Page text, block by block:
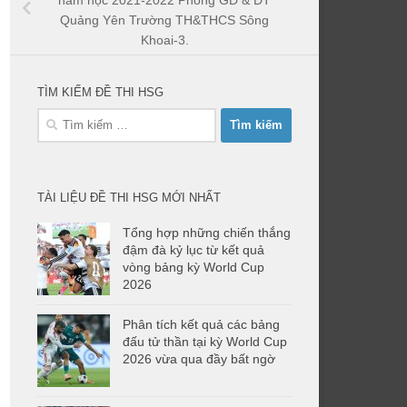
Quảng Yên Trường TH&THCS Sông
Khoai-3.
TÌM KIẾM ĐỀ THI HSG
Tìm
TÀI LIỆU ĐỀ THI HSG MỚI NHẤT
Tổng hợp những chiến thắng
đậm đà kỷ lục từ kết quả
vòng bảng kỳ World Cup
2026
Phân tích kết quả các bảng
đấu tử thần tại kỳ World Cup
2026 vừa qua đầy bất ngờ